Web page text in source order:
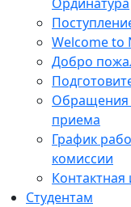
Welcome to
Добро
Обращения
приема
График
комиссии
Студентам